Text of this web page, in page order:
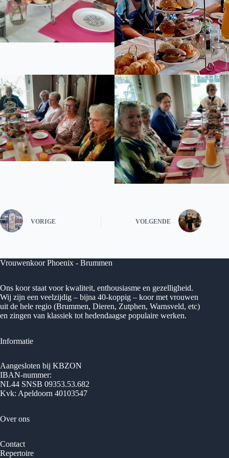
VORIGE VOLGENDE
Vrouwenkoor Phoenix - Brummen
Ons koor staat voor kwaliteit, enthousiasme en gezelligheid.
Wij zijn een veelzijdig – bijna 40-koppig – koor met vrouwen
uit de hele regio (Brummen, Dieren, Zutphen, Warnsveld, etc)
en zingen van klassiek tot hedendaagse populaire werken.
Informatie
Aangesloten bij KBZON
IBAN-nummer:
NL44 SNSB 09353.53.682
Kvk: Apeldoorn 40103547
Over ons
Contact
Repertoire